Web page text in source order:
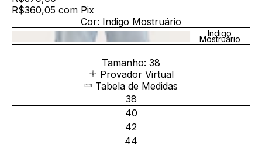
R$360,05 com Pix
Cor: Indigo Mostruário
Indigo
Mostruário
Tamanho: 38
Provador Virtual
Tabela de Medidas
38
40
42
44